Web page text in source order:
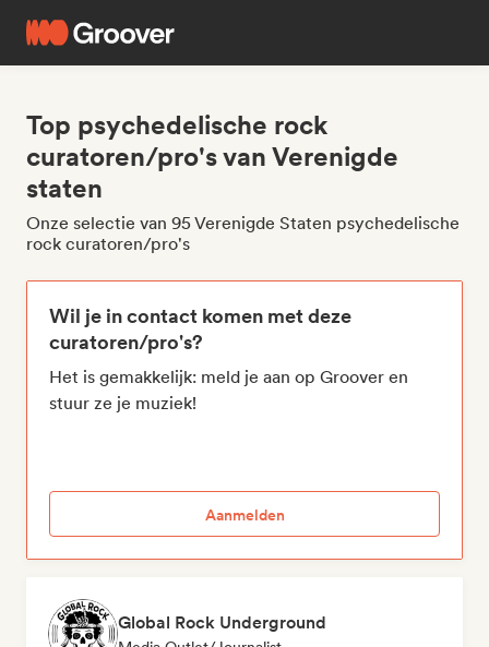
Top psychedelische rock
curatoren/pro's van Verenigde
staten
Onze selectie van 95 Verenigde Staten psychedelische
rock curatoren/pro's
Wil je in contact komen met deze
curatoren/pro's?
Het is gemakkelijk: meld je aan op Groover en
stuur ze je muziek!
Aanmelden
Global Rock Underground